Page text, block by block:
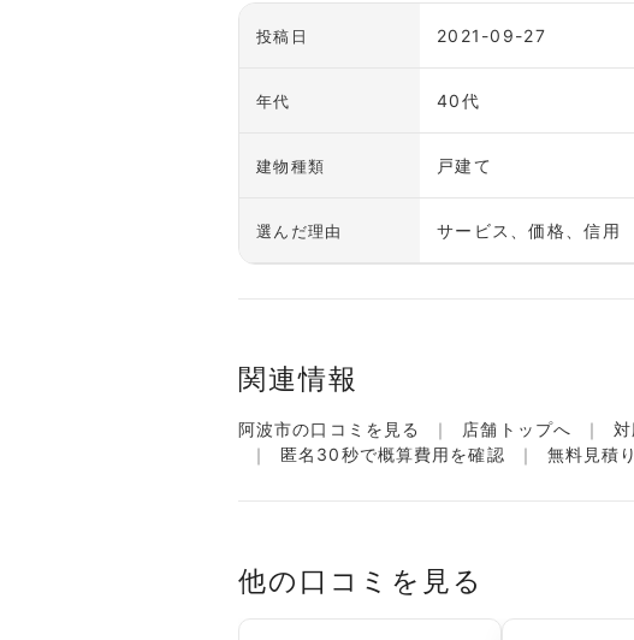
投稿日 2021-09-27
年代 40代
建物種類 戸建て
選んだ理由 サービス、価格、信用
関連情報
阿波市の口コミを見る 店舗トップへ
匿名30秒で概算費用を確認
無料見積
他の口コミを見る